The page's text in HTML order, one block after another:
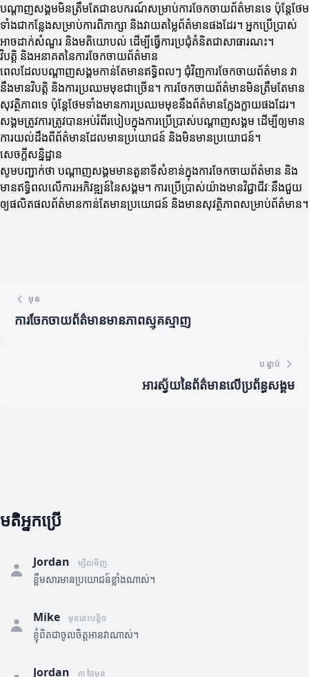
បណ្តាញសង្គមមិនត្រឹមតែជាឧបករណ៍សម្រាប់ការចែកចាយព័ត៌មានទេ ប៉ុន្តែថែម
ទាំងជាកន្លែងសម្រាប់ការពិភាក្សា និងវាយតម្លៃព័ត៌មានផងដែរ។ អ្នកប្រើប្រាស់
អាចដាក់សំណួរ និងមតិយោបល់ ដើម្បីធ្វើការប្រជុំគំនិតជាសាធារណះ។
វិបត្តិ និងអនាគតនៃការចែកចាយព័ត៌មាន
ពេលដែលបណ្តាញសង្គមកាន់តែមានឥទ្ធិពលៗ ជុំវិញការចែកចាយព័ត៌មាន វា
នឹងមានវិបត្តិ និងការប្រឈមមុខជាច្រើន។ ការចែកចាយព័ត៌មានមិនត្រឹមតែមាន
សុវត្ថិភាពទេ ប៉ុន្តែថែមទាំងមានការប្រឈមមុខនឹងព័ត៌មានក្លែងក្លាយផងដែរ។
សង្គមត្រូវការត្រូវបានអប់រំពីរបៀបក្នុងការប្រើប្រាស់បណ្តាញសង្គម ដើម្បីឲ្យមាន
ការយល់ដឹងពីព័ត៌មានដែលមានប្រយោជន៍ និងមិនមានប្រយោជន៍។
សេចក្តីសន្និដ្ឋាន
សូមបញ្ជាក់ថា បណ្តាញសង្គមមានតួនាទីសំខាន់ក្នុងការចែកចាយព័ត៌មាន និង
មានឥទ្ធិពលលើការអភិវឌ្ឍន៍នៃសង្គម។ ការប្រើប្រាស់យ៉ាងមានវិជ្ជាជីវៈនឹងជួយ
ឲ្យផលិតផលព័ត៌មានកាន់តែមានប្រយោជន៍ និងមានសុវត្ថិភាពសម្រាប់ព័ត៌មាន។
មុន
ការចែកចាយព័ត៌មានមានភាពស្មុគស្មាញ
បន្ទាប់
អារស្វ័យនៃព័ត៌មានលើប្រព័ន្ធសង្គម
មតិអ្នកប្រើ
Jordan ម្សិលមិញ
ខ្លឹមសារមានប្រយោជន៍ខ្លាំងណាស់។
Mike មុននេះបន្តិច
ខ្ញុំពិតជាចូលចិត្តអានវាណាស់។
Jordan ៣ ថ្ងៃមុន